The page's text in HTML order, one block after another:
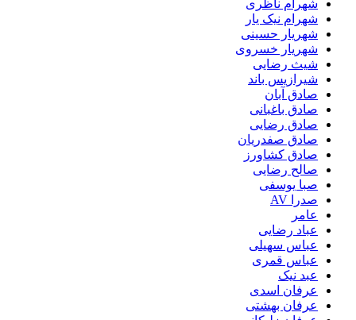
شهرام ناظری
شهرام نیک یار
شهریار حسینی
شهریار خسروی
شیث رضایی
شیرازیس باند
صادق آبان
صادق باغبانی
صادق رضایی
صادق صفدریان
صادق کشاورز
صالح رضایی
صبا یوسفی
صدرا AV
عامر
عباد رضایی
عباس سهیلی
عباس قمری
عبد نیک
عرفان اسدی
عرفان بهشتی